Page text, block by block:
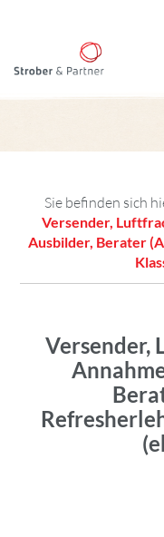
Sie befinden sich
Versender,
Ausbilder, Berater
Versender,